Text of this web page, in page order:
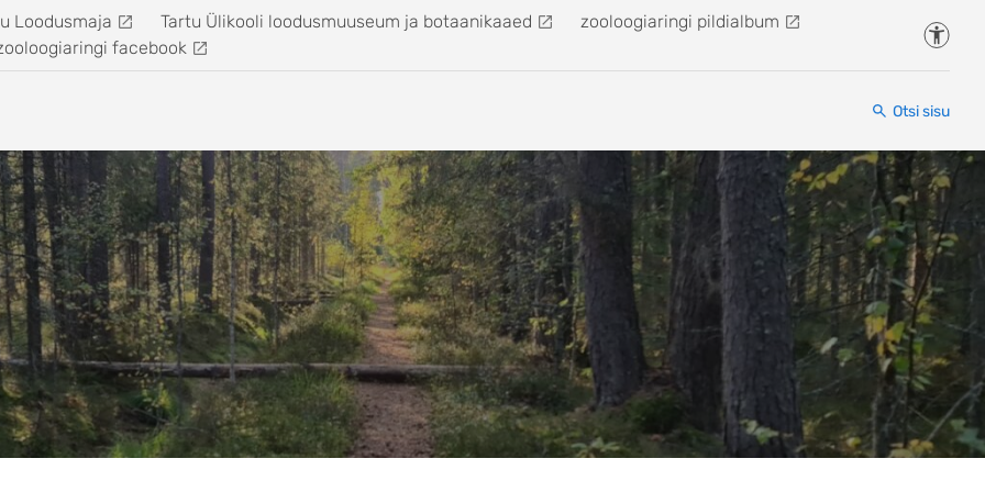
Loodusmaja Tartu Ülikooli loodusmuuseum ja botaanikaaed
zooloogiaringi pildialbum
facebook
Otsi sisu